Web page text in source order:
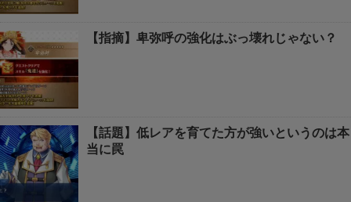
【指摘】卑弥呼の強化はぶっ壊れじゃない？
【話題】低レアを育てた方が強いというのは本
当に罠